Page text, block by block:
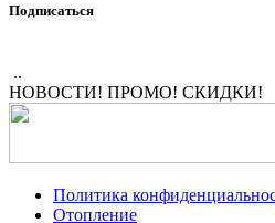
Подписаться
..
НОВОСТИ! ПРОМО! СКИДКИ!
Политика
Отопление